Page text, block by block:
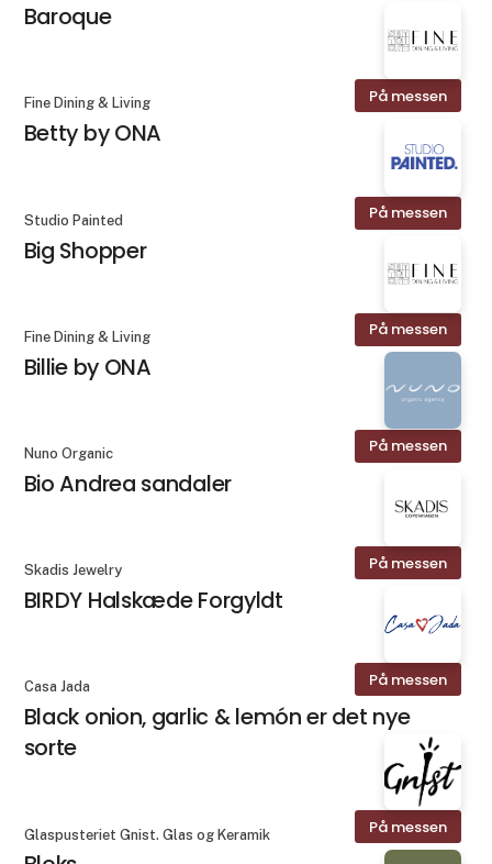
Baroque
På messen
Fine Dining & Living
Betty by ONA
På messen
Studio Painted
Big Shopper
På messen
Fine Dining & Living
Billie by ONA
På messen
Nuno Organic
Bio Andrea sandaler
På messen
Skadis Jewelry
BIRDY Halskæde Forgyldt
På messen
Casa Jada
Black onion, garlic & lemón er det nye
sorte
På messen
Glaspusteriet Gnist. Glas og Keramik